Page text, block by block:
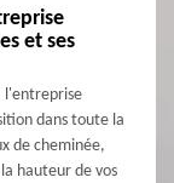
et ses
l'entreprise
dans toute la
de cheminée,
hauteur de vos